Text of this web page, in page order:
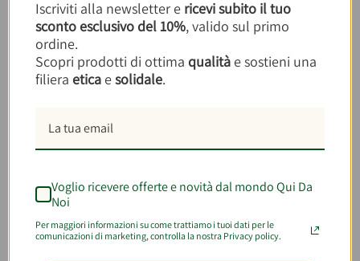
1 foglia di alloro
Olio Extravergine di Oliva - Azienda Agricola
Masseriola
Sale q.b.
corrente e tagliatelo a pezzi grandi di circa 8-10
centimetri. Un piccolo consiglio: preparatelo la
sera prima e lasciatelo una notte in freezer per
rendere la cottura più morbida.
Iscriviti alla newsletter e ricevi subito il tuo
sconto esclusivo del 10%, valido sul primo
ordine.
Scopri prodotti di ottima qualità e sostieni una
filiera etica esolidale.
Voglio ricevere offerte e novità dal mondo Qui Da
Noi
Per maggiori informazioni su come trattiamo i tuoi dati per le
comunicazioni di marketing, controlla la nostra Privacy policy.